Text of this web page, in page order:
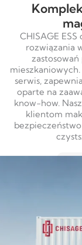
CHISAGE
rozwiązania
serwis,
oparte na
know-how.
klientom